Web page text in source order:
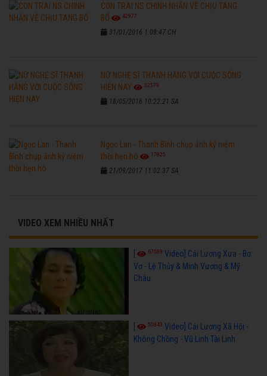
CON TRAI NS CHINH NHẪN VỀ CHỊU TANG
BỐ
42977
31/01/2016 1:08:47 CH
NỮ NGHỆ SĨ THANH HẰNG VỚI CUỘC SỐNG
HIỆN NAY
32579
18/05/2016 10:22:21 SA
Ngọc Lan - Thanh Bình chụp ảnh kỷ niệm
thời hẹn hò
17825
21/09/2017 11:02:37 SA
VIDEO XEM NHIỀU NHẤT
[ 67089 Video] Cải Lương Xưa - Bơ
Vơ - Lệ Thủy & Minh Vương & Mỹ
Châu
50843 Video] Cải Lương Xã Hội -
Không Chồng - Vũ Linh Tài Linh